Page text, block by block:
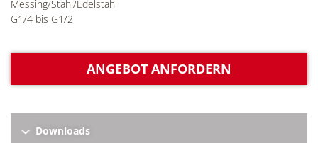
Messing/Stahl/Edelstahl
G1/4 bis G1/2
ANGEBOT ANFORDERN
Downloads